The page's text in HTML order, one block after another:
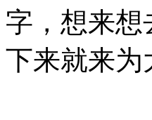
字，想来
下来就来为